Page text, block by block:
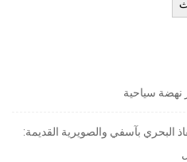
نهضة سياحية
البحري بآسفي والصويرية القديمة: